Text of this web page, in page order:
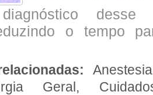
desse
o tempo
Geral,